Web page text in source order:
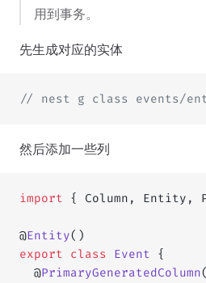
用到事务。
先生成对应的实体
// nest g class events/
然后添加一些列
import { Column, Entity,
@Entity()
export class Event {
  @
PrimaryGeneratedColumn